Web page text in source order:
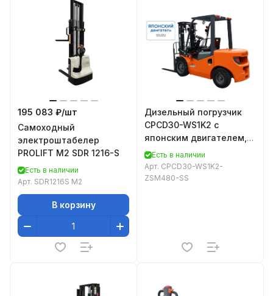
195 083 ₽/шт
Самоходный
электроштабелер
PROLIFT M2 SDR 1216-S
Есть в наличии
Арт. SDR1216S M2
В корзину
Дизельный погрузчик
CPCD30-WS1K2 с
японским двигателем,
свободным подъемом и
боковым смещением
вил
Есть в наличии
Арт. CPCD30-WS1K2-
ZSM480-SS